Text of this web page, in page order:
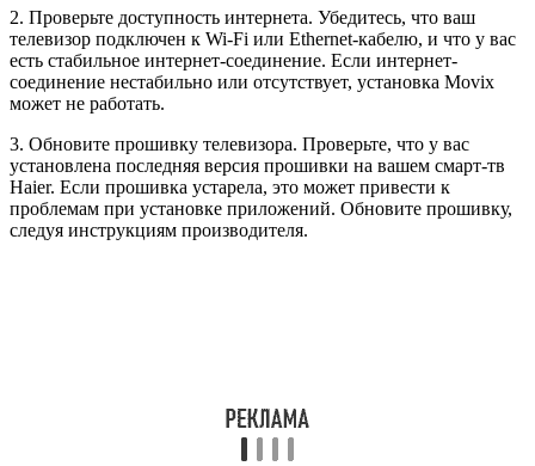
2. Проверьте доступность интернета. Убедитесь, что ваш
телевизор подключен к Wi-Fi или Ethernet-кабелю, и что у вас
есть стабильное интернет-соединение. Если интернет-
соединение нестабильно или отсутствует, установка Movix
может не работать.
3. Обновите прошивку телевизора. Проверьте, что у вас
установлена последняя версия прошивки на вашем смарт-тв
Haier. Если прошивка устарела, это может привести к
проблемам при установке приложений. Обновите прошивку,
следуя инструкциям производителя.